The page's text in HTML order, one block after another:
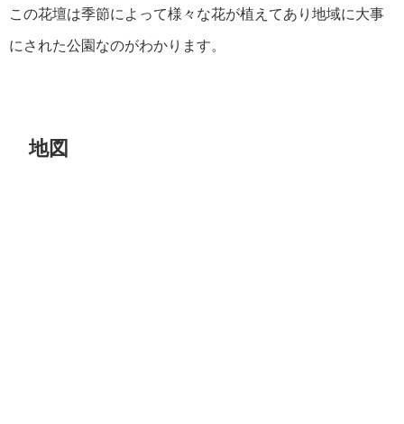
この花壇は季節によって様々な花が植えてあり地域に大事
にされた公園なのがわかります。
地図